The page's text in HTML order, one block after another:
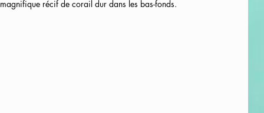
magnifique récif de corail dur dans les bas-fonds.